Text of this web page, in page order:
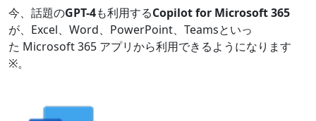
今、話題のGPT-4も利用するCopilot for Microsoft 365
が、Excel、Word、PowerPoint、Teamsといっ
た Microsoft 365 アプリから利用できるようになります
※。​